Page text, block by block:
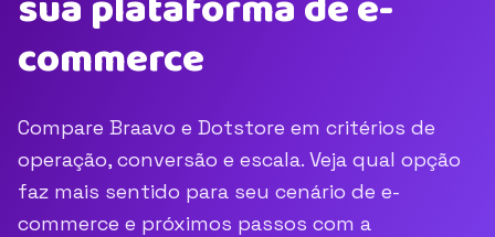
commerce
Compare Braavo e Dotstore em critérios de
operação, conversão e escala. Veja qual opção
faz mais sentido para seu cenário de e-
commerce e próximos passos com a